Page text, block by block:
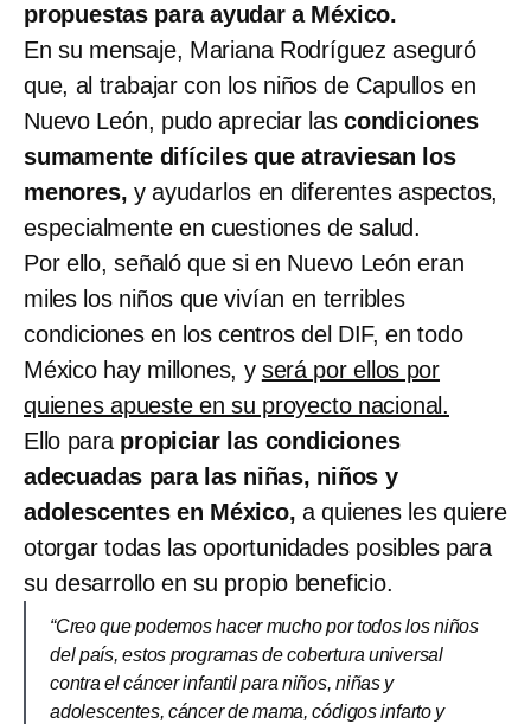
propuestas para ayudar a México.
En su mensaje, Mariana Rodríguez aseguró
que, al trabajar con los niños de Capullos en
Nuevo León, pudo apreciar lascondiciones
sumamente difíciles que atraviesan los
menores, y ayudarlos en diferentes aspectos,
especialmente en cuestiones de salud.
Por ello, señaló que si en Nuevo León eran
miles los niños que vivían en terribles
condiciones en los centros del DIF, en todo
México hay millones, y será por ellos por
quienes apueste en su proyecto nacional.
Ello para propiciar las condiciones
adecuadas para las niñas, niños y
adolescentes en México, a quienes les quiere
otorgar todas las oportunidades posibles para
su desarrollo en su propio beneficio.
“Creo que podemos hacer mucho por todos los niños
del país, estos programas de cobertura universal
contra el cáncer infantil para niños, niñas y
adolescentes, cáncer de mama, códigos infarto y